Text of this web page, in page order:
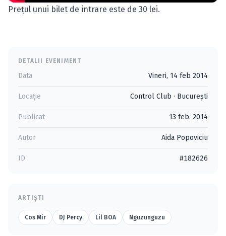
Preţul unui bilet de intrare este de 30 lei.
DETALII EVENIMENT
Data Vineri, 14 feb 2014
Locație Control Club · Bucureşti
Publicat 13 feb. 2014
Autor Aida Popoviciu
ID #182626
ARTIȘTI
Cos Mir DJ Percy Lil BOA Nguzunguzu